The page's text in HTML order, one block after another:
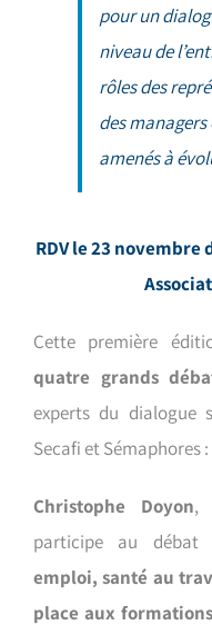
pour un
niveau de
rôles des
des
amenés à
RDV le 23 novembre
Cette première
quatre grands
experts du dialogue
Secafi et Sémaphores :
Christophe Doyon,
participe au débat
emploi, santé au
place aux